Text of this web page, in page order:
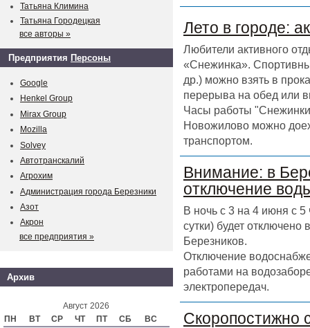
Лето в городе:
Любители активного
«Снежинка».
др.) можно взять в
перерыва на обед или
Часы работы
Новожилово можно
транспортом.
Внимание: в
отключение
В ночь с 3 на 4 июня с 5
сутки) будет
Березников.
Отключение
работами на
электропередач.
Скоропостижно
Татьяна Климина
Татьяна Городецкая
все авторы »
Предприятия Персоны
Google
Henkel Group
Mirax Group
Mozilla
Solvey
Автотранскалий
Агрохим
Администрация города Березники
Азот
Акрон
все предприятия »
Архив
Август 2026
ПН
ВТ СР ЧТ ПТ СБ
ВС